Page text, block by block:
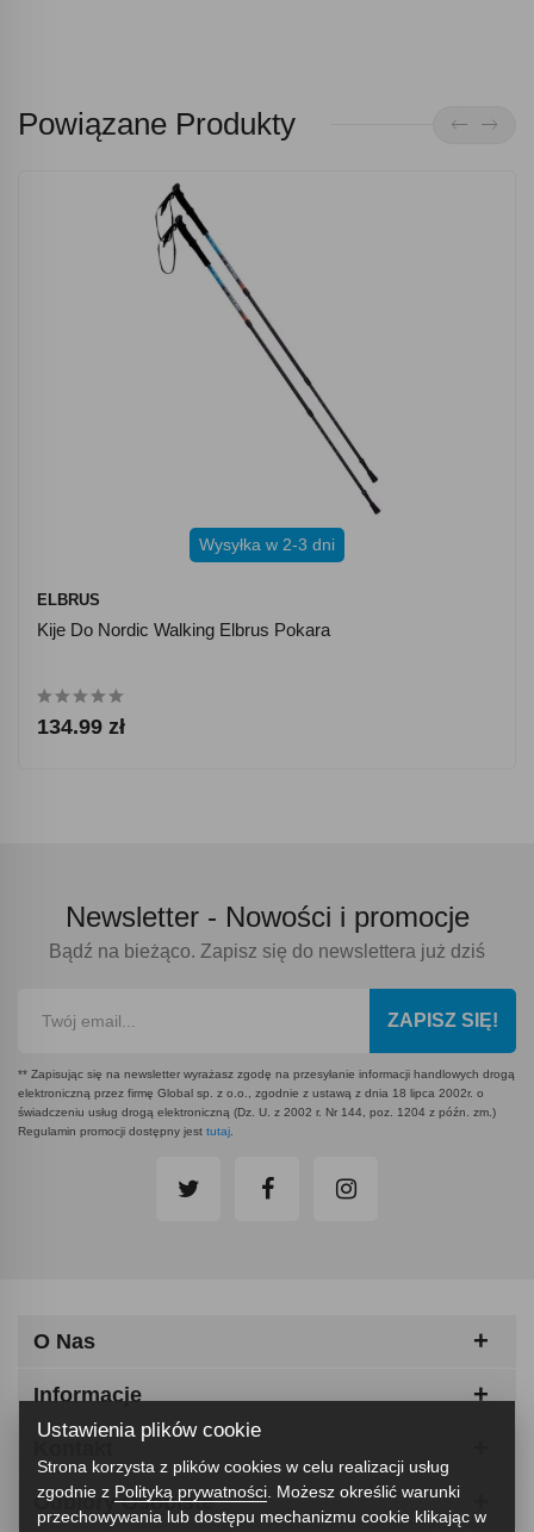
Powiązane Produkty
Wysyłka w 2-3 dni
ELBRUS
Kije Do Nordic Walking Elbrus Pokara
134.99 zł
Newsletter - Nowości i promocje
Bądź na bieżąco. Zapisz się do newslettera już dziś
ZAPISZ SIĘ!
** Zapisując się na newsletter wyrażasz zgodę na przesyłanie informacji handlowych drogą
elektroniczną przez firmę Global sp. z o.o., zgodnie z ustawą z dnia 18 lipca 2002r. o
świadczeniu usług drogą elektroniczną (Dz. U. z 2002 r. Nr 144, poz. 1204 z późn. zm.)
Regulamin promocji dostępny jest tutaj
O Nas
Informacje
Odbiory Osobiste
Ustawienia plików cookie
Strona korzysta z plików cookies w celu realizacji usług
zgodnie z Polityką prywatności . Możesz określić warunki
przechowywania lub dostępu mechanizmu cookie klikając w